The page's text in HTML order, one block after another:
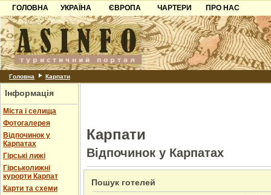
ГОЛОВНА
УКРАЇНА
Карпати
Азов
Причорноморря
Шацьк
ЄВРОПА
Чорногорія
Хорватія
Болгарія
ЧАРТЕРИ
ПРО НАС
Контакти
Партнерам
Додати готель
Головна Карпати
Інформація
Міста і селища
Фотогалерея
Відпочинок у
Карпатах
Гірські лижі
Гірськолижні
курорти Карпат
Карти та схеми
Карпати
Відпочинок у Карпатах
Пошук готелей